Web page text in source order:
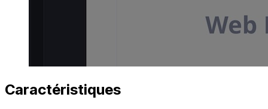
Caractéristiques